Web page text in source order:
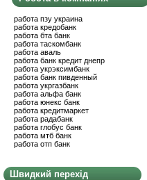
работа пзу украина
работа кредобанк
работа бта банк
работа таскомбанк
работа аваль
работа банк кредит днепр
работа укрэксимбанк
работа банк пивденный
работа укргазбанк
работа альфа банк
работа юнекс банк
работа кредитмаркет
работа радабанк
работа глобус банк
работа мтб банк
работа отп банк
Швидкий перехід